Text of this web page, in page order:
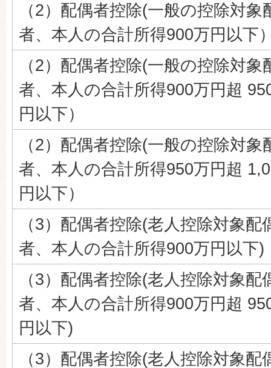
（2）配偶者控除(一般の控除対象
者、本人の合計所得900万円以下
（2）配偶者控除(一般の控除対象
者、本人の合計所得900万円超
円以下）
（2）配偶者控除(一般の控除対象
者、本人の合計所得950万円超
円以下）
（3）配偶者控除(老人控除対象配
者、本人の合計所得900万円以下)
（3）配偶者控除(老人控除対象配
者、本人の合計所得900万円超
円以下)
（3）配偶者控除(老人控除対象配